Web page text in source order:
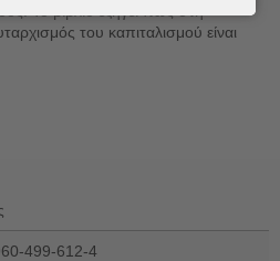
Το βιβλίο εξηγεί πώς στη
του καπιταλισμού είναι
499-612-4